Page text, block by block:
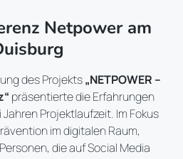
Netpower am
des Projekts„NETPOWER –
präsentierte die Erfahrungen
Projektlaufzeit. Im Fokus
im digitalen Raum,
die auf Social Media